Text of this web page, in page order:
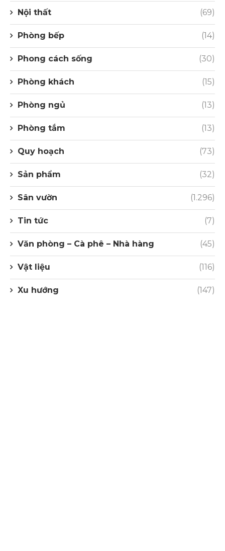
Nội thất (69)
Phòng bếp (14)
Phong cách sống (30)
Phòng khách (15)
Phòng ngủ (13)
Phòng tắm (13)
Quy hoạch (73)
Sản phẩm (32)
Sân vườn (1.296)
Tin tức (7)
Văn phòng – Cà phê – Nhà hàng (45)
Vật liệu (116)
Xu hướng (147)